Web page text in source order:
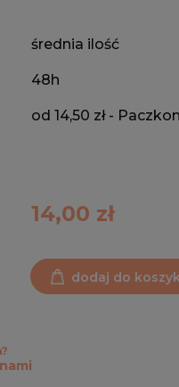
średnia ilość
48h
od 14,50 zł -
14,00 zł
dodaj do